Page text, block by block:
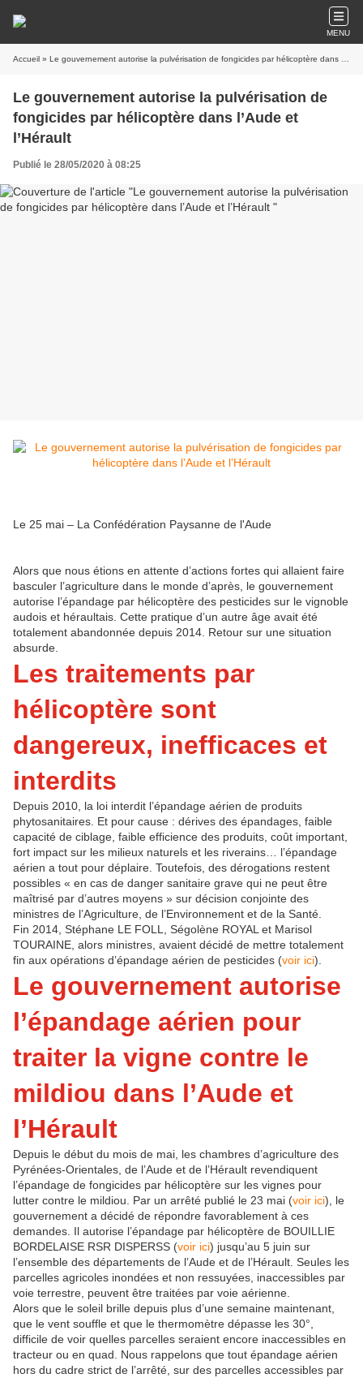
MENU
Accueil » Le gouvernement autorise la pulvérisation de fongicides par hélicoptère dans l’Aude et l’Hérault
Le gouvernement autorise la pulvérisation de
fongicides par hélicoptère dans l’Aude et
l’Hérault
Publié le 28/05/2020 à 08:25
Le 25 mai – La Confédération Paysanne de l'Aude
Alors que nous étions en attente d’actions fortes qui allaient faire
basculer l’agriculture dans le monde d’après, le gouvernement
autorise l’épandage par hélicoptère des pesticides sur le vignoble
audois et héraultais. Cette pratique d’un autre âge avait été
totalement abandonnée depuis 2014. Retour sur une situation
absurde.
Les traitements par
hélicoptère sont
dangereux, inefficaces et
interdits
Depuis 2010, la loi interdit l’épandage aérien de produits
phytosanitaires. Et pour cause : dérives des épandages, faible
capacité de ciblage, faible efficience des produits, coût important,
fort impact sur les milieux naturels et les riverains… l’épandage
aérien a tout pour déplaire. Toutefois, des dérogations restent
possibles « en cas de danger sanitaire grave qui ne peut être
maîtrisé par d’autres moyens » sur décision conjointe des
ministres de l’Agriculture, de l’Environnement et de la Santé.
Fin 2014, Stéphane LE FOLL, Ségolène ROYAL et Marisol
TOURAINE, alors ministres, avaient décidé de mettre totalement
fin aux opérations d’épandage aérien de pesticides (voir ici).
Le gouvernement autorise
l’épandage aérien pour
traiter la vigne contre le
mildiou dans l’Aude et
l’Hérault
Depuis le début du mois de mai, les chambres d’agriculture des
Pyrénées-Orientales, de l’Aude et de l’Hérault revendiquent
l’épandage de fongicides par hélicoptère sur les vignes pour
lutter contre le mildiou. Par un arrêté publié le 23 mai (voir ici), le
gouvernement a décidé de répondre favorablement à ces
demandes. Il autorise l’épandage par hélicoptère de BOUILLIE
BORDELAISE RSR DISPERSS (voir ici) jusqu’au 5 juin sur
l’ensemble des départements de l’Aude et de l’Hérault. Seules les
parcelles agricoles inondées et non ressuyées, inaccessibles par
voie terrestre, peuvent être traitées par voie aérienne.
Alors que le soleil brille depuis plus d’une semaine maintenant,
que le vent souffle et que le thermomètre dépasse les 30°,
difficile de voir quelles parcelles seraient encore inaccessibles en
tracteur ou en quad. Nous rappelons que tout épandage aérien
hors du cadre strict de l’arrêté, sur des parcelles accessibles par